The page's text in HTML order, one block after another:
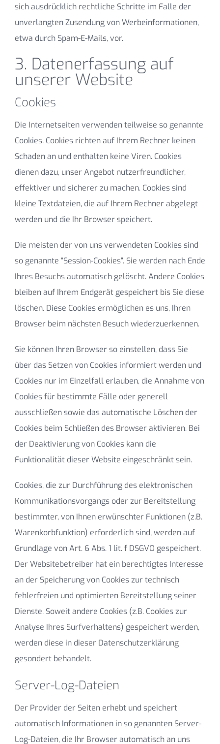
sich ausdrücklich rechtliche Schritte im Falle der
unverlangten Zusendung von Werbeinformationen,
etwa durch Spam-E-Mails, vor.
3. Datenerfassung auf
unserer Website
Cookies
Die Internetseiten verwenden teilweise so genannte
Cookies. Cookies richten auf Ihrem Rechner keinen
Schaden an und enthalten keine Viren. Cookies
dienen dazu, unser Angebot nutzerfreundlicher,
effektiver und sicherer zu machen. Cookies sind
kleine Textdateien, die auf Ihrem Rechner abgelegt
werden und die Ihr Browser speichert.
Die meisten der von uns verwendeten Cookies sind
so genannte “Session-Cookies”. Sie werden nach Ende
Ihres Besuchs automatisch gelöscht. Andere Cookies
bleiben auf Ihrem Endgerät gespeichert bis Sie diese
löschen. Diese Cookies ermöglichen es uns, Ihren
Browser beim nächsten Besuch wiederzuerkennen.
Sie können Ihren Browser so einstellen, dass Sie
über das Setzen von Cookies informiert werden und
Cookies nur im Einzelfall erlauben, die Annahme von
Cookies für bestimmte Fälle oder generell
ausschließen sowie das automatische Löschen der
Cookies beim Schließen des Browser aktivieren. Bei
der Deaktivierung von Cookies kann die
Funktionalität dieser Website eingeschränkt sein.
Cookies, die zur Durchführung des elektronischen
Kommunikationsvorgangs oder zur Bereitstellung
bestimmter, von Ihnen erwünschter Funktionen (z.B.
Warenkorbfunktion) erforderlich sind, werden auf
Grundlage von Art. 6 Abs. 1 lit. f DSGVO gespeichert.
Der Websitebetreiber hat ein berechtigtes Interesse
an der Speicherung von Cookies zur technisch
fehlerfreien und optimierten Bereitstellung seiner
Dienste. Soweit andere Cookies (z.B. Cookies zur
Analyse Ihres Surfverhaltens) gespeichert werden,
werden diese in dieser Datenschutzerklärung
gesondert behandelt.
Server-Log-Dateien
Der Provider der Seiten erhebt und speichert
automatisch Informationen in so genannten Server-
Log-Dateien, die Ihr Browser automatisch an uns